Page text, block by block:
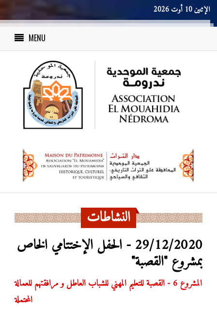
الإثنين 10 أوت 2026
MENU
النشاطات
29/12/2020 - الحفل الإختتامي الخاص
بمشروع "القصبة"
المشروع 6 - القصبة للتعليم المهني للشباب العاطل و مرافقتهم للعمالة
المحتملة